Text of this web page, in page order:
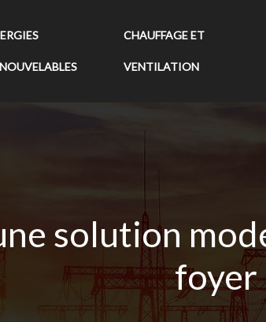
CHAUFFAGE ET
VENTILATION
solution
foyer